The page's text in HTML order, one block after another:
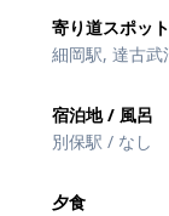
寄り道スポット
細岡駅, 達古武
宿泊地 / 風呂
別保駅 / なし
夕食